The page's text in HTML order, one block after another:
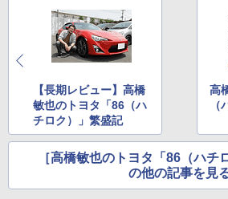
【長期レビュー】高橋
敏也のトヨタ「86（ハ
チロク）」繁盛記
高
［高橋敏也のトヨタ「86（ハチ
の他の記事を見